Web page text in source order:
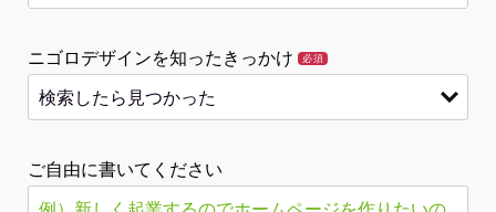
ニゴロデザインを知ったきっかけ 必須
ご自由に書いてください